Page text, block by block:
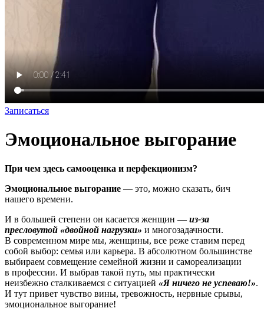
Записаться
Эмоциональное выгорание
При чем здесь самооценка и перфекционизм?
Эмоциональное выгорание — это, можно сказать, бич
нашего времени.
И в большей степени он касается женщин — из-за
пресловутой «двойной нагрузки» и многозадачности.
В современном мире мы, женщины, все реже ставим перед
собой выбор: семья или карьера. В абсолютном большинстве
выбираем совмещение семейной жизни и самореализации
в профессии. И выбрав такой путь, мы практически
неизбежно сталкиваемся с ситуацией «Я ничего не успеваю!».
И тут привет чувство вины, тревожность, нервные срывы,
эмоциональное выгорание!